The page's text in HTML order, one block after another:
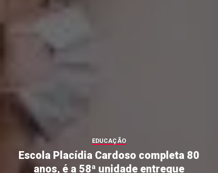
EDUCAÇÃO
Escola Placídia Cardoso completa 80
anos, é a 58ª unidade entregue